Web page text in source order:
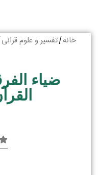
خانه/تفسیر و علوم قرانی
ضیاء
القرآن 18